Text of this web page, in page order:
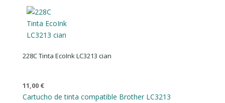
228C Tinta EcoInk LC3213 cian
11,00 €
Cartucho de tinta compatible Brother LC3213